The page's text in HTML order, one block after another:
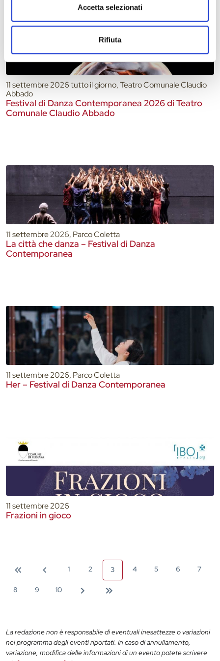
Accetta selezionati
Rifiuta
11 settembre 2026 tutto il giorno, Teatro Comunale Claudio
Abbado
Festival di Danza Contemporanea 2026 di Teatro
Comunale Claudio Abbado
11 settembre 2026, Parco Coletta
La città che danza – Festival di Danza
Contemporanea
11 settembre 2026, Parco Coletta
Her – Festival di Danza Contemporanea
11 settembre 2026
Frazioni in gioco
1 2 3 4 5 6 7
8 9 10
La redazione non è responsabile di eventuali inesattezze o variazioni
nel programma degli eventi riportati. In caso di annullamento,
variazione, modifica delle informazioni di un evento potete scrivere